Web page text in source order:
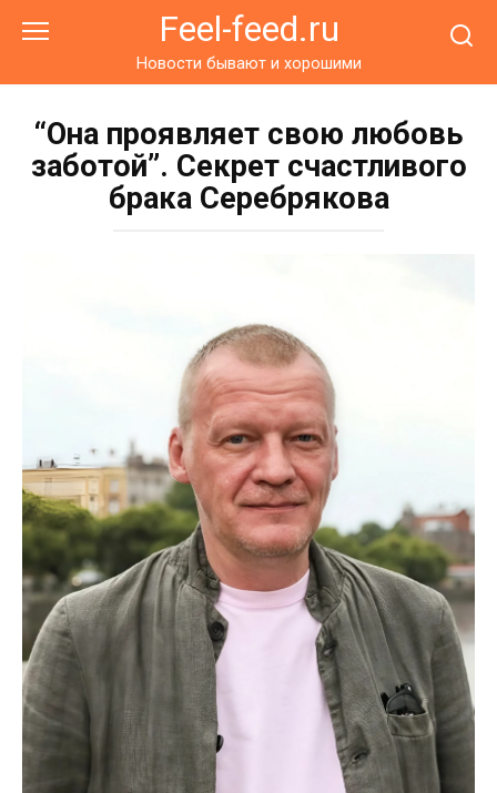
Feel-feed.ru
Новости бывают и хорошими
“Она проявляет свою любовь
заботой”. Секрет счастливого
брака Серебрякова